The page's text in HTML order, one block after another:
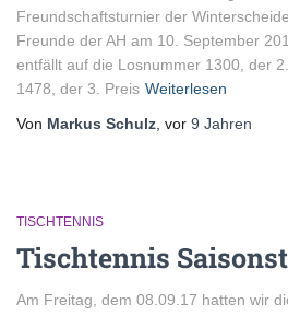
Freundschaftsturnier der
Freunde der AH am 10. September
entfällt auf die Losnummer 1300, der
1478, der 3. Preis Weiterlesen
Von Markus Schulz , vor 9 Jahren
TISCHTENNIS
Tischtennis
Am Freitag, dem 08.09.17 hatten wir